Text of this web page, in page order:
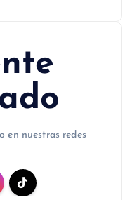
en nuestras redes